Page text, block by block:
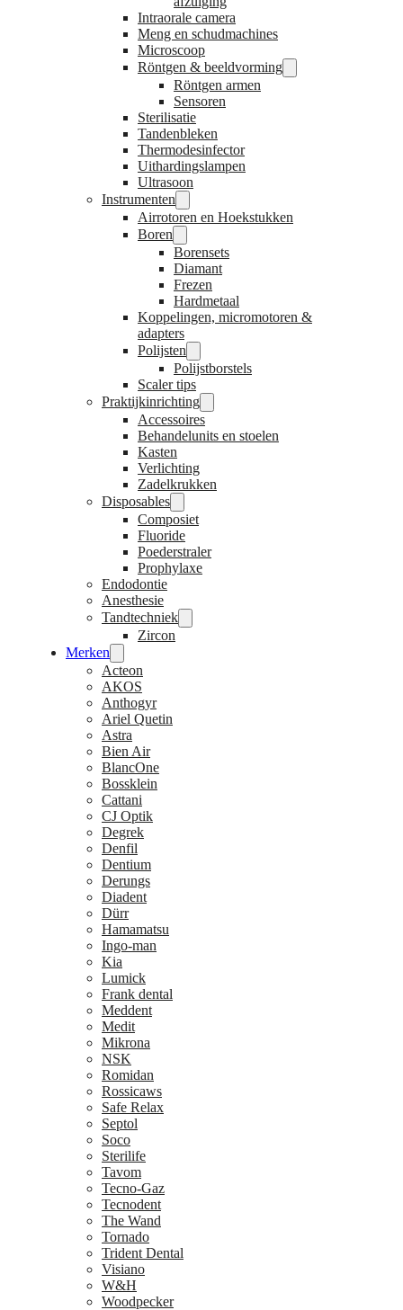
Intraorale camera
Meng en schudmachines
Microscoop
Röntgen & beeldvorming
Röntgen armen
Sensoren
Sterilisatie
Tandenbleken
Thermodesinfector
Uithardingslampen
Ultrasoon
Instrumenten
Airrotoren en Hoekstukken
Boren
Borensets
Diamant
Frezen
Hardmetaal
Koppelingen, micromotoren &
adapters
Polijsten
Polijstborstels
Scaler tips
Praktijkinrichting
Accessoires
Behandelunits en stoelen
Kasten
Verlichting
Zadelkrukken
Disposables
Composiet
Fluoride
Poederstraler
Prophylaxe
Endodontie
Anesthesie
Tandtechniek
Zircon
Merken
Acteon
AKOS
Anthogyr
Ariel Quetin
Astra
Bien Air
BlancOne
Bossklein
Cattani
CJ Optik
Degrek
Denfil
Dentium
Derungs
Diadent
Dürr
Hamamatsu
Ingo-man
Kia
Lumick
Frank dental
Meddent
Medit
Mikrona
NSK
Romidan
Rossicaws
Safe Relax
Septol
Soco
Sterilife
Tavom
Tecno-Gaz
Tecnodent
The Wand
Tornado
Trident Dental
Visiano
W&H
Woodpecker